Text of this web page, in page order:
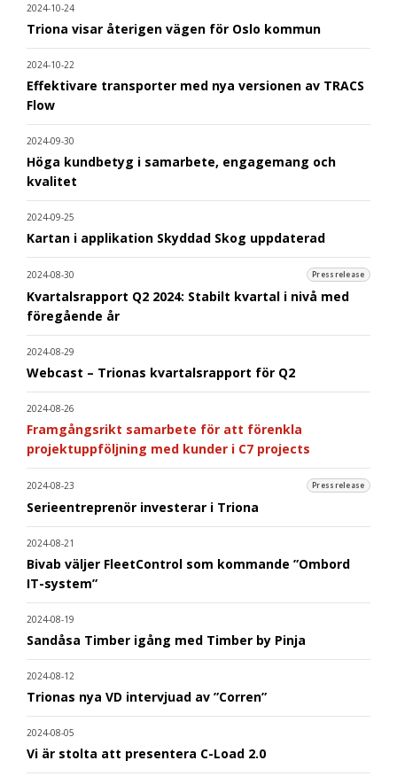
2024-10-24
Triona visar återigen vägen för Oslo kommun
2024-10-22
Effektivare transporter med nya versionen av TRACS
Flow
2024-09-30
Höga kundbetyg i samarbete, engagemang och
kvalitet
2024-09-25
Kartan i applikation Skyddad Skog uppdaterad
2024-08-30 Pressrelease
Kvartalsrapport Q2 2024: Stabilt kvartal i nivå med
föregående år
2024-08-29
Webcast – Trionas kvartalsrapport för Q2
2024-08-26
Framgångsrikt samarbete för att förenkla
projektuppföljning med kunder i C7 projects
2024-08-23 Pressrelease
Serieentreprenör investerar i Triona
2024-08-21
Bivab väljer FleetControl som kommande ”Ombord
IT-system”
2024-08-19
Sandåsa Timber igång med Timber by Pinja
2024-08-12
Trionas nya VD intervjuad av ”Corren”
2024-08-05
Vi är stolta att presentera C-Load 2.0